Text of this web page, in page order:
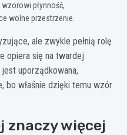
płynność,
wolne przestrzenie.
ale zwykle pełnią rolę
opiera się na twardej
uporządkowana,
bo właśnie dzięki temu wzór
znaczy więcej